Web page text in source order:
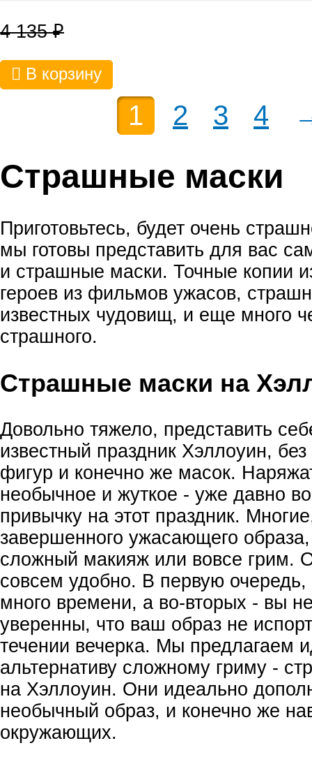
4 135₽
В корзину
1 2 3 4
Страшные маски
Приготовьтесь, будет очень
мы готовы представить для вас
и страшные маски. Точные копии
героев из фильмов ужасов,
известных чудовищ, и еще много
страшного.
Страшные маски на
Довольно тяжело, представить
известный праздник Хэллоуин,
фигур и конечно же масок.
необычное и жуткое - уже давно
привычку на этот праздник.
завершенного ужасающего
сложный макияж или вовсе грим.
совсем удобно. В первую очередь,
много времени, а во-вторых - вы
уверенны, что ваш образ не
течении вечерка. Мы предлагаем
альтернативу сложному гриму -
на Хэллоуин. Они идеально
необычный образ, и конечно же
окружающих.